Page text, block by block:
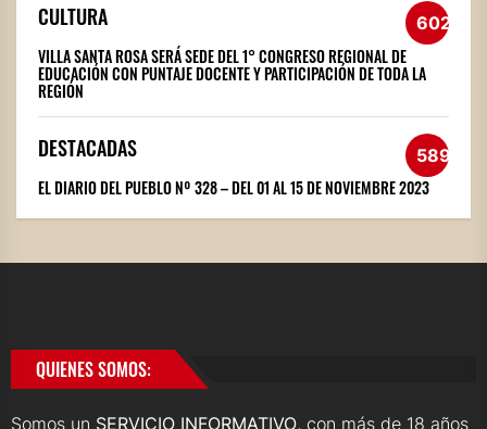
CULTURA 602
VILLA SANTA ROSA SERÁ SEDE DEL 1° CONGRESO REGIONAL DE
EDUCACIÓN CON PUNTAJE DOCENTE Y PARTICIPACIÓN DE TODA LA
REGIÓN
DESTACADAS 589
EL DIARIO DEL PUEBLO Nº 328 – DEL 01 AL 15 DE NOVIEMBRE 2023
QUIENES SOMOS:
Somos un SERVICIO INFORMATIVO, con más de 18 años